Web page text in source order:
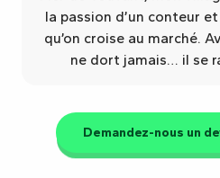
la passion d’un conteur
qu’on croise au marché.
ne dort jamais… il se
Demandez-nous un